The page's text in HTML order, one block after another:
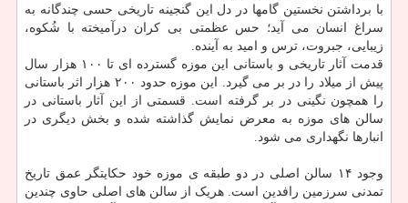
با برداشتن نخستین گامها در دل این گنجینه تاریخی حسی چندگانه به
سراغ انسان می آید؛ حس عظمتی بی کران درآمیخته با شُکوه،
زیبایی، جبروت، ترس و امید به آینده.
قدمت آثار تاریخی و باستانی این موزه گسترده ای تا ۱۰۰ هزار سال
پیش از میلاد را در بر می گیرد. این موزه حدود ۲۰۰ هزار اثر باستانی
را همچون نگینی در بر گرفته است. قسمتی از این آثار باستانی در
سالن های موزه به معرض نمایش گذاشته شده و بخش دیگری در
انبارها نگهداری می شود.
وجود ۱۴ سالن اصلی در دو طبقه ی موزه خود حکایتگر عمق تاریخ
تمدنی سرزمین رافدین است. هریک از سالن های اصلی حاوی چندین